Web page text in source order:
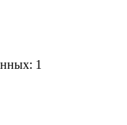
1